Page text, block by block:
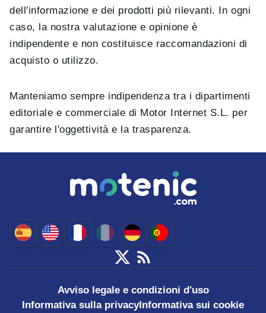
dell'informazione e dei prodotti più rilevanti. In ogni
caso, la nostra valutazione e opinione è
indipendente e non costituisce raccomandazioni di
acquisto o utilizzo.
Manteniamo sempre indipendenza tra i dipartimenti
editoriale e commerciale di Motor Internet S.L. per
garantire l'oggettività e la trasparenza.
Avviso legale e condizioni d'uso
Informativa sulla privacyInformativa sui cookie